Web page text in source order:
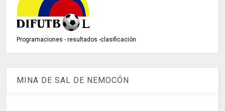
Programaciones - resultados -clasificación
MINA DE SAL DE NEMOCÓN